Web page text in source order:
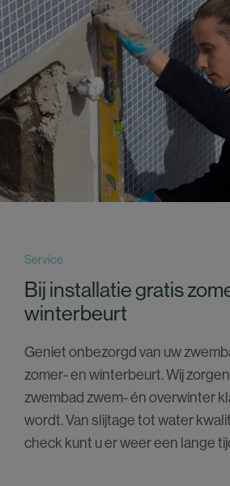
Service
Bij installatie gratis
winterbeurt
Geniet onbezorgd van uw
zomer- en winterbeurt. Wij
zwembad zwem- én overwinter
wordt. Van slijtage tot water
check kunt u er weer een lange